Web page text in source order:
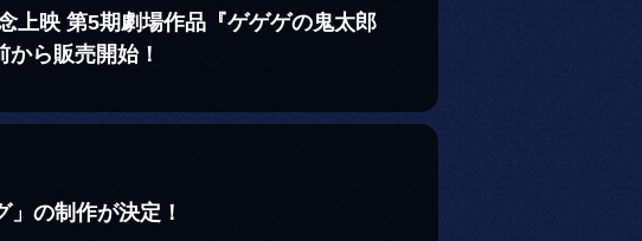
上映 第5期劇場作品『ゲゲゲの鬼太郎
ら販売開始！
の制作が決定！